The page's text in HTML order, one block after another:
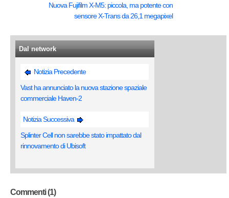
Nuova Fujifilm X-M5: piccola, ma potente con
sensore X-Trans da 26,1 megapixel
Dal network
Notizia Precedente
Vast ha annunciato la nuova stazione spaziale
commerciale Haven-2
Notizia Successiva
Splinter Cell non sarebbe stato impattato dal
rinnovamento di Ubisoft
Commenti (1)